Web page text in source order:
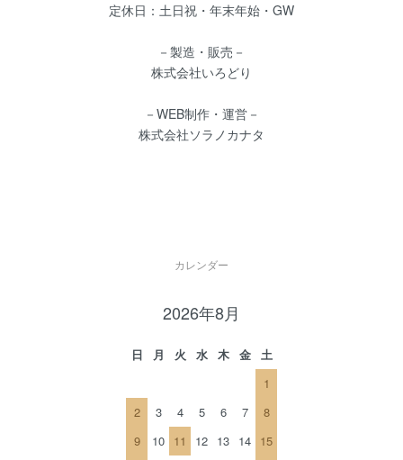
定休日：土日祝・年末年始・GW
－製造・販売－
株式会社いろどり
－WEB制作・運営－
株式会社ソラノカナタ
カレンダー
2026年8月
日 月 火 水 木 金
土
1
2
3 4 5 6 7
8
9
10 11 12 13 14 15